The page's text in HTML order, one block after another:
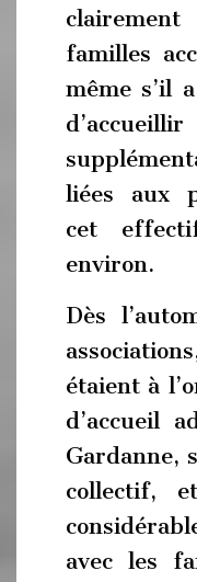
familles
même s’il
liées aux
cet
environ.
Dès
étaient à
d’accueil
Gardanne,
collectif,
avec les